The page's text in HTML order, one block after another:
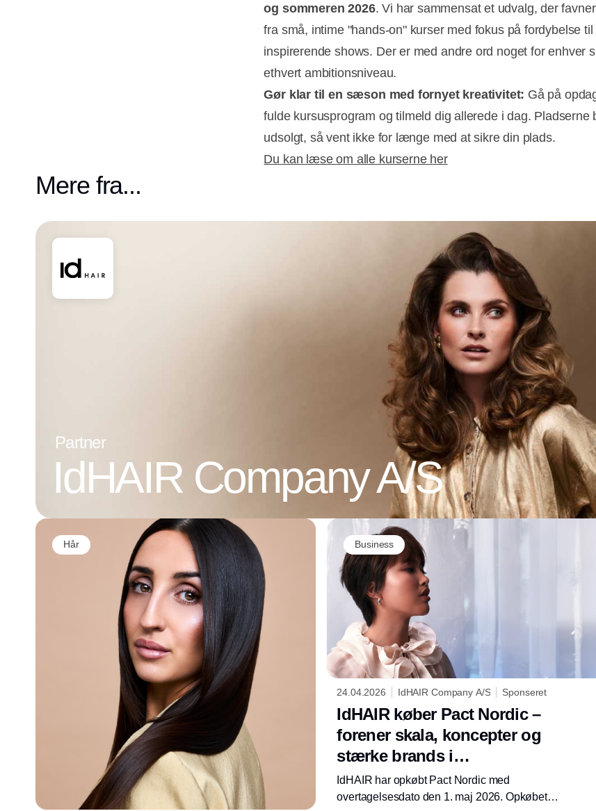
og sommeren 2026. Vi har sammensat et udvalg, der
fra små, intime "hands-on" kurser med fokus på fordybelse til
inspirerende shows. Der er med andre ord noget for enhver
ethvert ambitionsniveau.
Gør klar til en sæson med fornyet kreativitet: Gå på
fulde kursusprogram og tilmeld dig allerede i dag. Pladserne
udsolgt, så vent ikke for længe med at sikre din plads.
Du kan læse om alle kurserne her
Mere fra...
Partner
IdHAIR Company A/S
Hår Business
24.04.2026 IdHAIR Company A/S Sponseret
IdHAIR køber Pact Nordic –
forener skala, koncepter og
stærke brands i
frisørbranchen
IdHAIR har opkøbt Pact Nordic med
overtagelsesdato den 1. maj 2026. Opkøbet er